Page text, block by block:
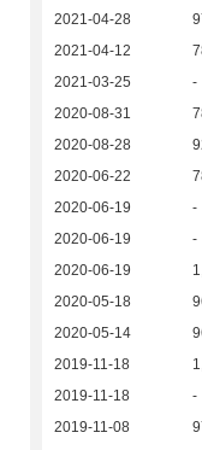
2021-04-28
2021-04-12
2021-03-25
-
2020-08-31
2020-08-28
2020-06-22
2020-06-19
-
2020-06-19
-
2020-06-19
2020-05-18
2020-05-14
2019-11-18
2019-11-18
-
2019-11-08